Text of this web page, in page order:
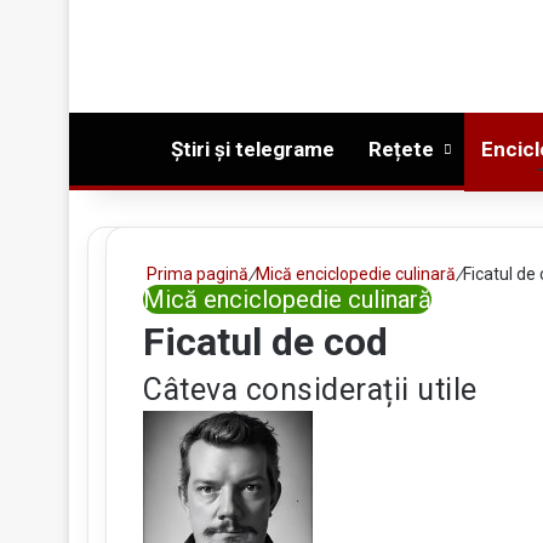
Prima pagină
Știri și telegrame Rețete
Prima pagină/Mică enciclopedie culinară/Ficatul de
Mică enciclopedie culinară
Ficatul de cod
Câteva considerații utile